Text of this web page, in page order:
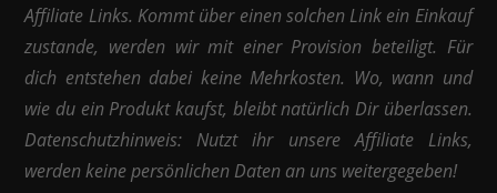
Affiliate Links. Kommt über einen solchen Link ein Einkauf
zustande, werden wir mit einer Provision beteiligt. Für
dich entstehen dabei keine Mehrkosten. Wo, wann und
wie du ein Produkt kaufst, bleibt natürlich Dir überlassen.
Datenschutzhinweis: Nutzt ihr unsere Affiliate Links,
werden keine persönlichen Daten an uns weitergegeben!